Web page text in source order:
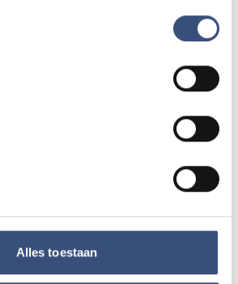
Alles toestaan
Schildersclub De Streek exposeert
in monumentale Watertoren van